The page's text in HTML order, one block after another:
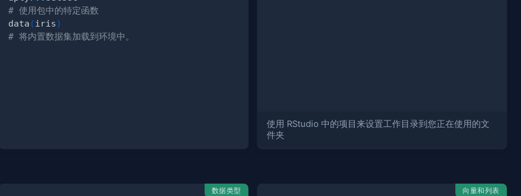
# 使用包中的特定函数
data ( iris)
# 将内置数据集加载到环境中。
使用 RStudio 中的项目来设置工作目录到您正在使用的文
件夹
数据类型 向量和列表